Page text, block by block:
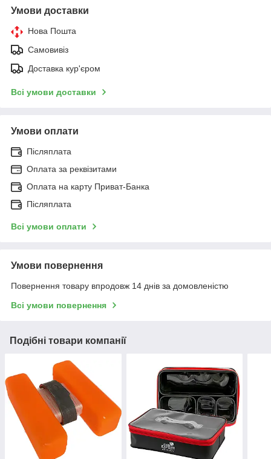
Умови доставки
Нова Пошта
Самовивіз
Доставка кур'єром
Всі умови доставки
Умови оплати
Післяплата
Оплата за реквізитами
Оплата на карту Приват-Банка
Післяплата
Всі умови оплати
Умови повернення
Повернення товару впродовж 14 днів за домовленістю
Всі умови повернення
Подібні товари компанії